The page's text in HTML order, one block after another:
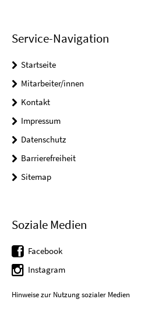
Service-Navigation
Startseite
Mitarbeiter/innen
Kontakt
Impressum
Datenschutz
Barrierefreiheit
Sitemap
Soziale Medien
Facebook
Instagram
Hinweise zur Nutzung sozialer Medien